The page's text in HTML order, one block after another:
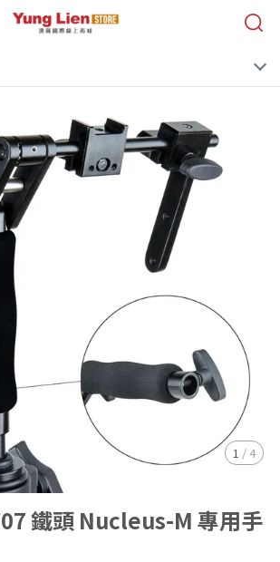
1 / 4
鐵頭 Nucleus-M 專用手